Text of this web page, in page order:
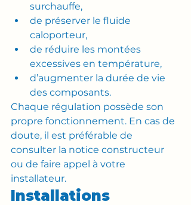
surchauffe,
de préserver le fluide
caloporteur,
de réduire les montées
excessives en température,
d’augmenter la durée de vie
des composants.
Chaque régulation possède son
propre fonctionnement. En cas de
doute, il est préférable de
consulter la notice constructeur
ou de faire appel à votre
installateur.
Installations